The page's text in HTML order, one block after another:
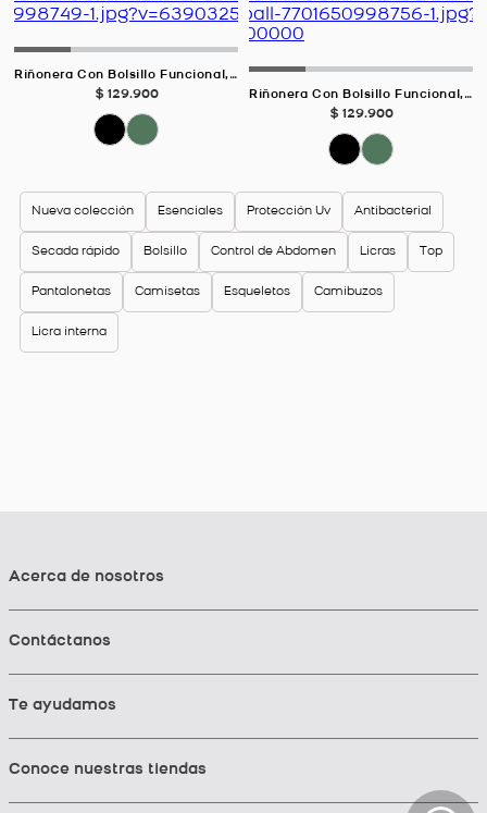
Riñonera Con Bolsillo Funcional, Color NEGRO Para Unisex
$ 129.900 Riñonera Con Bolsillo Funcional, Color VERDE OLIVA Para Unisex
$ 129.900
Nueva colección Esenciales Protección Uv Antibacterial
Secada rápido Bolsillo Control de Abdomen Licras Top
Pantalonetas Camisetas Esqueletos Camibuzos
Licra interna
Acerca de nosotros
Contáctanos
Te ayudamos
Conoce nuestras tiendas